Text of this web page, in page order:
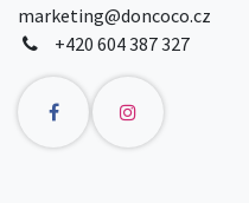
marketing@doncoco.cz
+420 604 387 327